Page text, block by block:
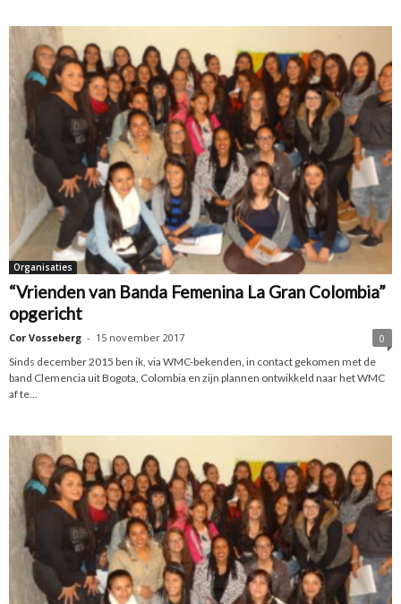
Organisaties
“Vrienden van Banda Femenina La Gran Colombia”
opgericht
Cor Vosseberg - 15 november 2017
0
Sinds december 2015 ben ik, via WMC-bekenden, in contact gekomen met de
band Clemencia uit Bogota, Colombia en zijn plannen ontwikkeld naar het WMC
af te...